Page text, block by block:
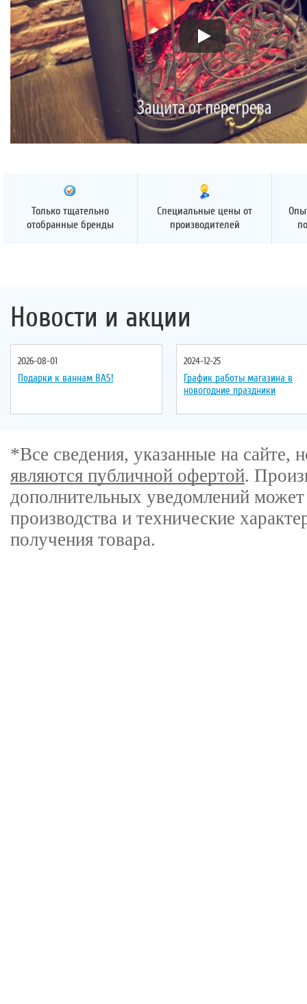
Только тщательно
отобранные бренды
Специальные цены от
производителей
Новости и акции
2026-08-01
Подарки к ваннам BAS!
2024-12-25
График работы магазина в
новогодние праздники
*Все сведения, указанные на
являются публичной офертой.
дополнительных уведомлений
производства и технические
получения товара.